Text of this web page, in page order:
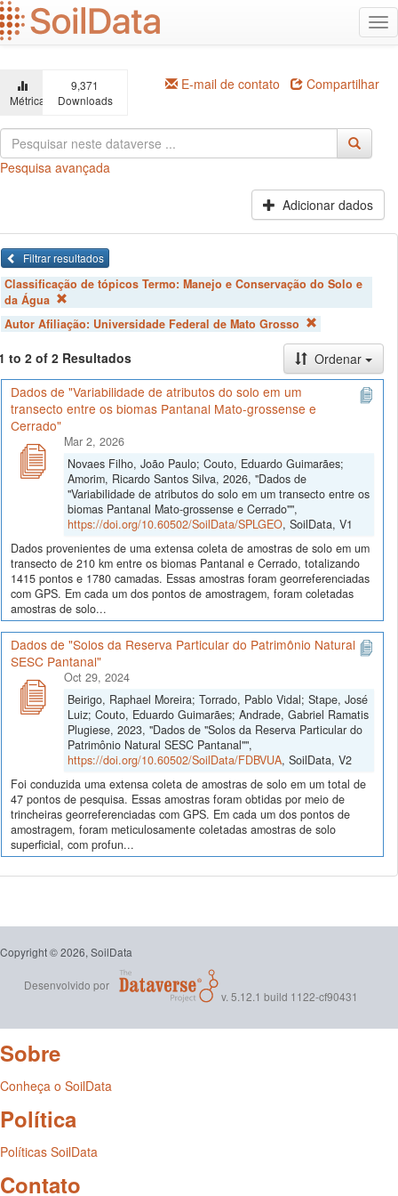
Ir
para
o
principal
Métricas
9,371
Downloads
E-mail de contato Compartilhar
Pesquisa avançada
Adicionar dados
Filtrar resultados
Classificação de tópicos Termo: Manejo e Conservação do Solo e
da Água
Autor Afiliação: Universidade Federal de Mato Grosso
to 2 of 2 Resultados
Ordenar
Dados de "Variabilidade de atributos do solo em um
transecto entre os biomas Pantanal Mato-grossense e
Cerrado"
Mar 2, 2026
Novaes Filho, João Paulo; Couto, Eduardo Guimarães;
Amorim, Ricardo Santos Silva, 2026, "Dados de
"Variabilidade de atributos do solo em um transecto entre os
biomas Pantanal Mato-grossense e Cerrado"",
https://doi.org/10.60502/SoilData/SPLGEO, SoilData, V1
Dados provenientes de uma extensa coleta de amostras de solo em um
transecto de 210 km entre os biomas Pantanal e Cerrado, totalizando
1415 pontos e 1780 camadas. Essas amostras foram georreferenciadas
com GPS. Em cada um dos pontos de amostragem, foram coletadas
amostras de solo...
Dados de "Solos da Reserva Particular do Patrimônio Natural
SESC Pantanal"
Oct 29, 2024
Beirigo, Raphael Moreira; Torrado, Pablo Vidal; Stape, José
Luiz; Couto, Eduardo Guimarães; Andrade, Gabriel Ramatis
Plugiese, 2023, "Dados de "Solos da Reserva Particular do
Patrimônio Natural SESC Pantanal"",
https://doi.org/10.60502/SoilData/FDBVUA, SoilData, V2
Foi conduzida uma extensa coleta de amostras de solo em um total de
47 pontos de pesquisa. Essas amostras foram obtidas por meio de
trincheiras georreferenciadas com GPS. Em cada um dos pontos de
amostragem, foram meticulosamente coletadas amostras de solo
superficial, com profun...
Copyright © 2026, SoilData
Desenvolvido por
v. 5.12.1 build 1122-cf90431
Sobre
Conheça o SoilData
Política
Políticas SoilData
Contato